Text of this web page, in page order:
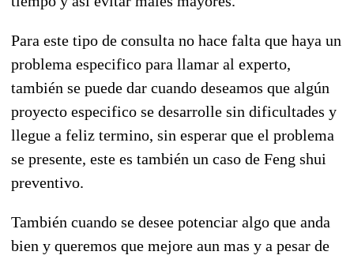
Para este tipo de consulta no hace falta que haya un
problema especifico para llamar al experto,
también se puede dar cuando deseamos que algún
proyecto especifico se desarrolle sin dificultades y
llegue a feliz termino, sin esperar que el problema
se presente, este es también un caso de Feng shui
preventivo.
También cuando se desee potenciar algo que anda
bien y queremos que mejore aun mas y a pesar de